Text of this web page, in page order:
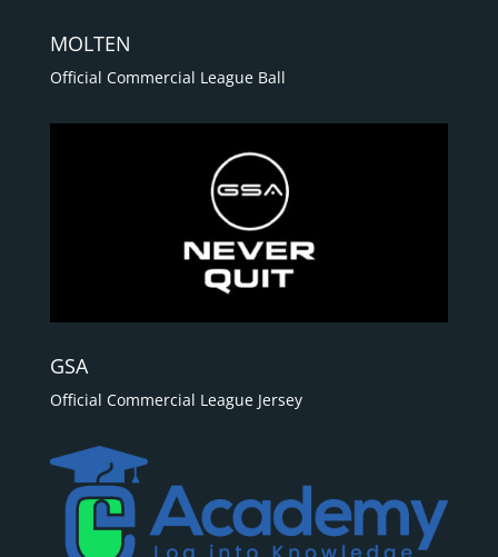
MOLTEN
Official Commercial League Ball
GSA
Official Commercial League Jersey